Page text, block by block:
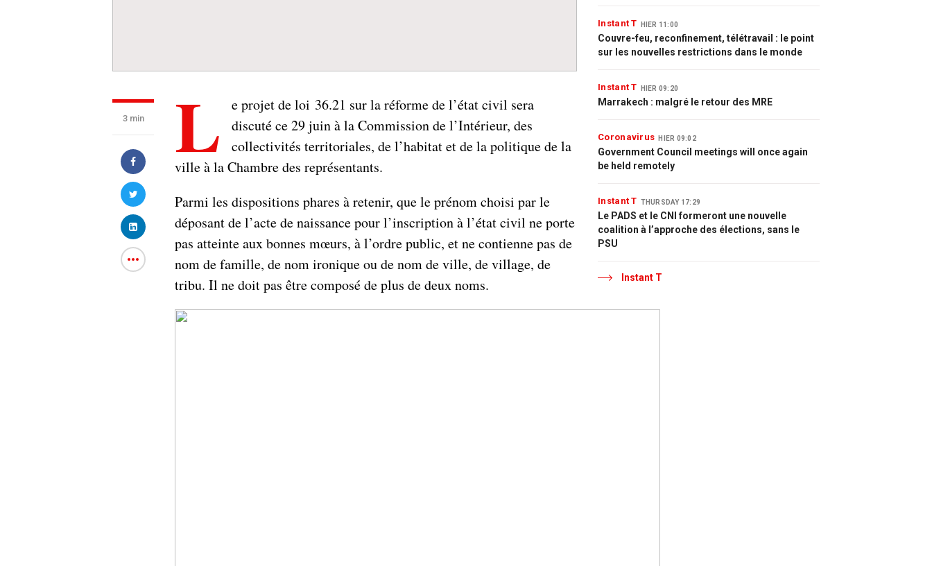
3 min L
e projet de loi 36.21 sur la réforme de l’état civil sera
discuté ce 29 juin à la Commission de l’Intérieur, des
collectivités territoriales, de l’habitat et de la politique de la
ville à la Chambre des représentants.
Parmi les dispositions phares à retenir, que le prénom choisi par le
déposant de l’acte de naissance pour l’inscription à l’état civil ne porte
pas atteinte aux bonnes mœurs, à l’ordre public, et ne contienne pas de
nom de famille, de nom ironique ou de nom de ville, de village, de
tribu. Il ne doit pas être composé de plus de deux noms.
Instant T HIER 11:00
Couvre-feu, reconfinement, télétravail : le point
sur les nouvelles restrictions dans le monde
Instant T HIER 09:20
Marrakech : malgré le retour des MRE
Coronavirus HIER 09:02
Government Council meetings will once again
be held remotely
Instant T THURSDAY 17:29
Le PADS et le CNI formeront une nouvelle
coalition à l’approche des élections, sans le
PSU
Instant T